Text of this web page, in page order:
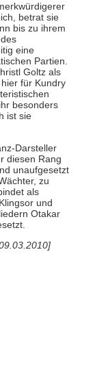
betrat sie
bis zu ihrem
eine
Partien.
Goltz als
für Kundry
besonders
ist sie
Darsteller
diesen Rang
unaufgesetzt
zu
als
und
Otakar